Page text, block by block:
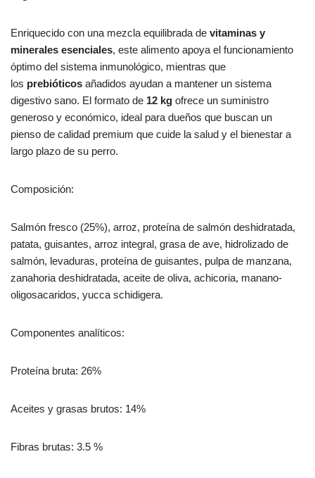
Enriquecido con una mezcla equilibrada de vitaminas y
minerales esenciales, este alimento apoya el funcionamiento
óptimo del sistema inmunológico, mientras que
los prebióticos añadidos ayudan a mantener un sistema
digestivo sano. El formato de 12 kg ofrece un suministro
generoso y económico, ideal para dueños que buscan un
pienso de calidad premium que cuide la salud y el bienestar a
largo plazo de su perro.
Composición:
Salmón fresco (25%), arroz, proteína de salmón deshidratada,
patata, guisantes, arroz integral, grasa de ave, hidrolizado de
salmón, levaduras, proteína de guisantes, pulpa de manzana,
zanahoria deshidratada, aceite de oliva, achicoria, manano-
oligosacaridos, yucca schidigera.
Componentes analíticos:
Proteína bruta: 26%
Aceites y grasas brutos: 14%
Fibras brutas: 3.5 %